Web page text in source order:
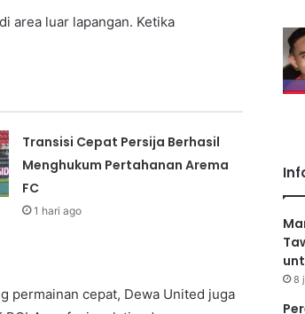
area luar lapangan. Ketika
Transisi Cepat Persija Berhasil
Menghukum Pertahanan Arema
FC
1 hari ago
permainan cepat, Dewa United juga
8